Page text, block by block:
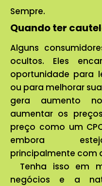
Sempre.
Quando ter
Alguns
ocultos. Eles
oportunidade para
ou para melhorar
gera aumento
aumentar os
preço como um
embora
principalmente com
Tenha isso em
negócios e a